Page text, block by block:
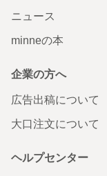
ニュース
minneの本
企業の方へ
広告出稿について
大口注文について
ヘルプセンター